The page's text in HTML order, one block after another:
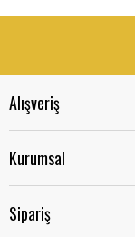
Alışveriş
Kurumsal
Sipariş